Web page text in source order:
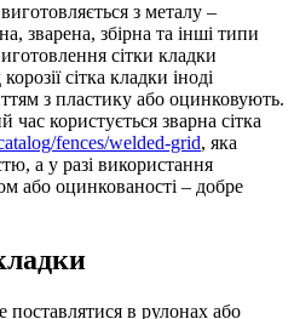
з металу –
зварена, збірна та інші типи
сітки кладки
сітка кладки іноді
з пластику або оцинковують.
користується зварна сітка
fences/welded-grid, яка
а у разі використання
або оцинкованості – добре
поставлятися в рулонах або